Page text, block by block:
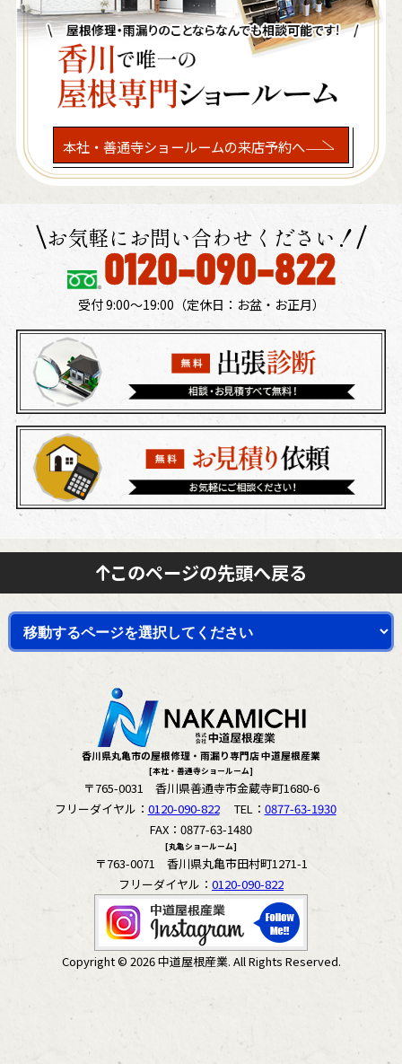
本社・善通寺ショールームの来店予約へ
お気軽にお問い合わせください！
0120-090-822
受付 9:00～19:00（定休日：​お盆・お正月）
このページの先頭へ戻る
香川県丸亀市の屋根修理・雨漏り専門店 中道屋根産業
[本社・善通寺ショールーム]
〒765-0031 香川県善通寺市金蔵寺町1680-6
フリーダイヤル： 0120-090-822TEL： 0877-63-1930
FAX：0877-63-1480
[丸亀ショールーム]
〒763-0071 香川県丸亀市田村町1271-1
フリーダイヤル： 0120-090-822
Copyright © 2026 中道屋根産業. All Rights Reserved.